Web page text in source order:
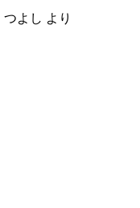
つよし より